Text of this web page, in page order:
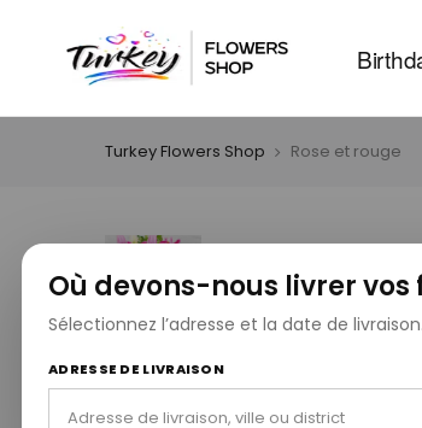
Où devons-nous livrer vos
Sélectionnez l’adresse et la date de
ADRESSE DE LIVRAISON
Turkey Flowers Shop Rose et rouge